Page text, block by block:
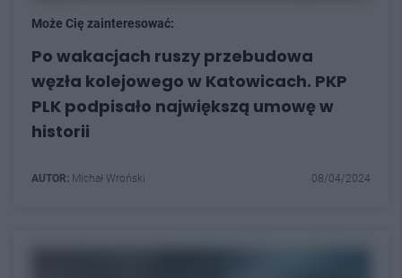
Może Cię zainteresować:
Po wakacjach ruszy przebudowa
węzła kolejowego w Katowicach. PKP
PLK podpisało największą umowę w
historii
AUTOR: Michał Wroński 08/04/2024